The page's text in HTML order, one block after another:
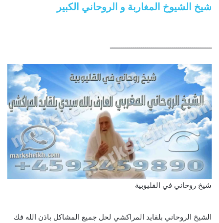
شيخ الشيوخ المغاربة و الروحاني الكبير
ــــــــــــــــــــــــــــــــــــــــــــــــــــ
شيخ روحاني في القليوبية
الشيخ الروحاني بلقايد المراكشي لحل جميع المشاكل باذن الله فك